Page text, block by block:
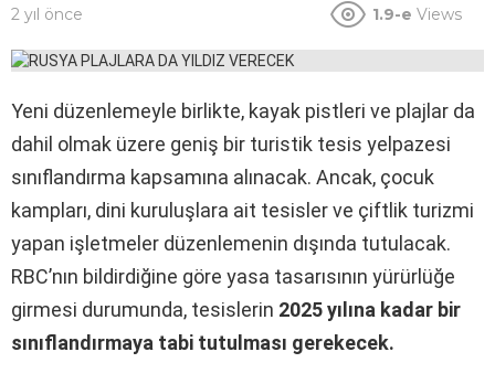
2 yıl önce 1.9-e Views
Yeni düzenlemeyle birlikte, kayak pistleri ve plajlar da
dahil olmak üzere geniş bir turistik tesis yelpazesi
sınıflandırma kapsamına alınacak. Ancak, çocuk
kampları, dini kuruluşlara ait tesisler ve çiftlik turizmi
yapan işletmeler düzenlemenin dışında tutulacak.
RBC’nın bildirdiğine göre yasa tasarısının yürürlüğe
girmesi durumunda, tesislerin 2025 yılına kadar bir
sınıflandırmaya tabi tutulması gerekecek.